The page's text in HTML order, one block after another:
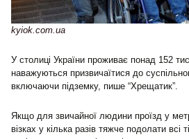
kyiok.com.ua
У столиці України проживає понад 152
наважуються призвичаїтися до
включаючи підземку, пише “Хрещатик”.
Якщо для звичайної людини проїзд у
візках у кілька разів тяжче подолати всі